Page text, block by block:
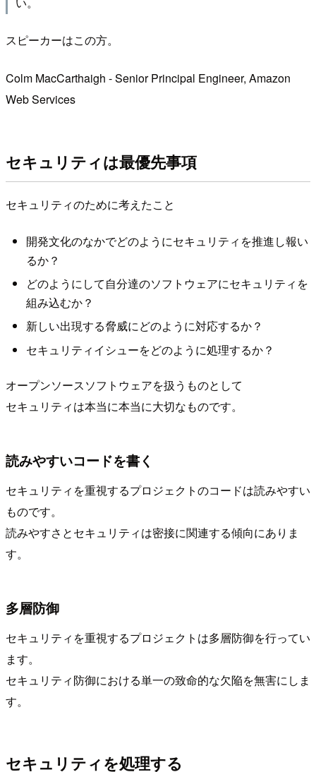
スピーカーはこの方。
Colm MacCarthaigh - Senior Principal Engineer, Amazon
Web Services
セキュリティは最優先事項
セキュリティのために考えたこと
開発文化のなかでどのようにセキュリティを推進し報い
るか？
どのようにして自分達のソフトウェアにセキュリティを
組み込むか？
新しい出現する脅威にどのように対応するか？
セキュリティイシューをどのように処理するか？
オープンソースソフトウェアを扱うものとして
セキュリティは本当に本当に大切なものです。
読みやすいコードを書く
セキュリティを重視するプロジェクトのコードは読みやすい
ものです。
読みやすさとセキュリティは密接に関連する傾向にありま
す。
多層防御
セキュリティを重視するプロジェクトは多層防御を行ってい
ます。
セキュリティ防御における単一の致命的な欠陥を無害にしま
す。
セキュリティを処理する